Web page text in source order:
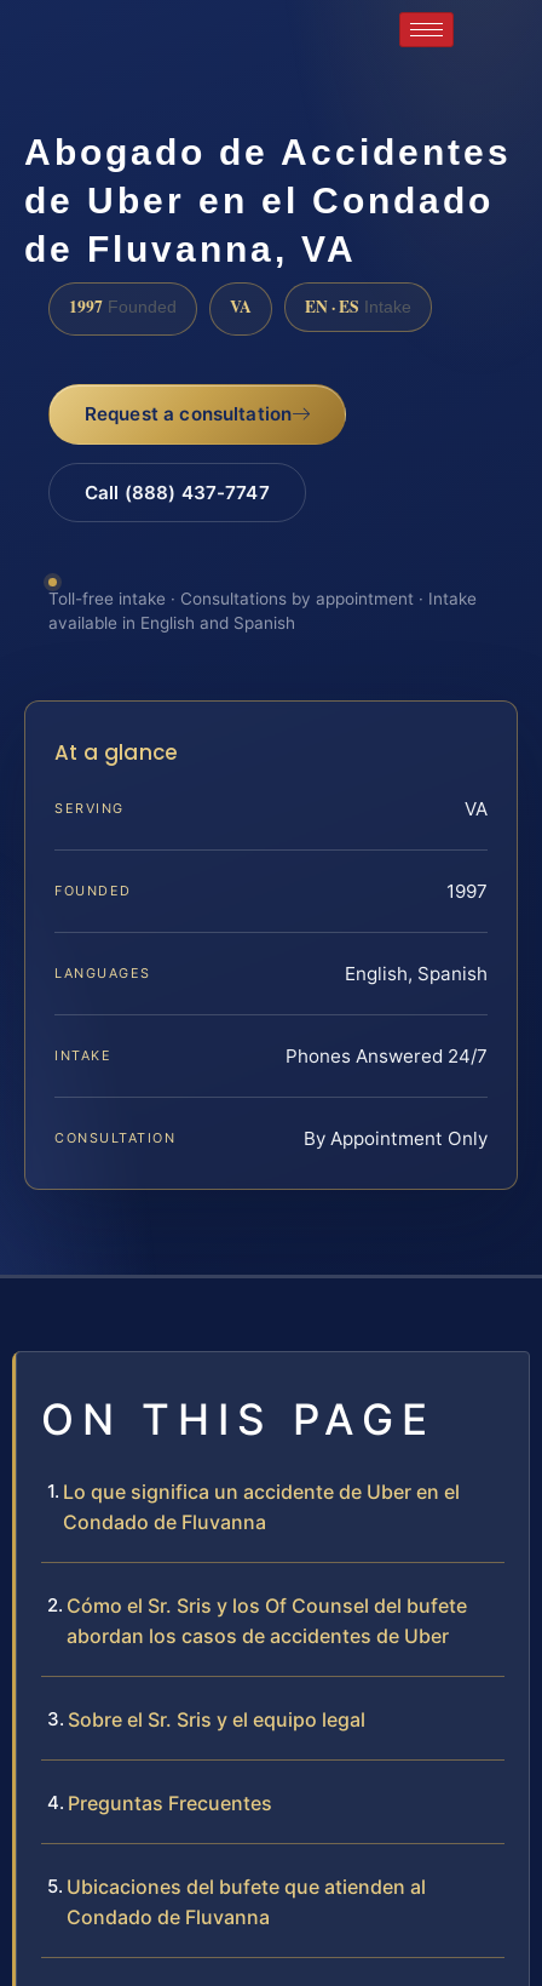
Abogado de Accidentes
de Uber en el Condado
de Fluvanna, VA
1997 Founded VA EN · ES Intake
Request a consultation
Call (888) 437-7747
Toll-free intake · Consultations by appointment · Intake
available in English and Spanish
At a glance
SERVING VA
FOUNDED 1997
LANGUAGES English, Spanish
INTAKE Phones Answered 24/7
CONSULTATION By Appointment Only
ON THIS PAGE
Lo que significa un accidente de Uber en el
Condado de Fluvanna
Cómo el Sr. Sris y los Of Counsel del bufete
abordan los casos de accidentes de Uber
Sobre el Sr. Sris y el equipo legal
Preguntas Frecuentes
Ubicaciones del bufete que atienden al
Condado de Fluvanna